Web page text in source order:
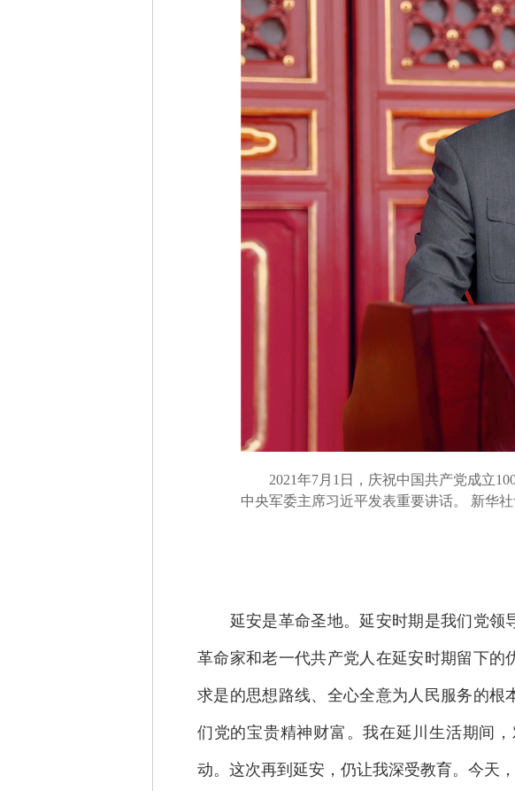
2021年7月1日，庆祝中国共产党成立100
中央军委主席习近平发表重要讲话。 新华
延安是革命圣地。延安时期是我们党领
革命家和老一代共产党人在延安时期留下
求是的思想路线、全心全意为人民服务的
们党的宝贵精神财富。我在延川生活期间
动。这次再到延安，仍让我深受教育。今天